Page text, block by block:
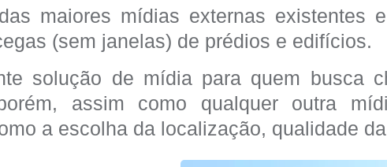
maiores mídias externas existentes
(sem janelas) de prédios e edifícios.
solução de mídia para quem busca
assim como qualquer outra
a escolha da localização, qualidade